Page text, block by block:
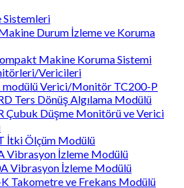
Sistemleri
Durum İzleme ve Koruma
Makine Koruma Sistemi
Vericileri
modülü Verici/Monitör TC200-P
Ters Dönüş Algılama Modülü
Çubuk Düşme Monitörü ve Verici
İtki Ölçüm Modülü
Vibrasyon İzleme Modülü
Vibrasyon İzleme Modülü
Takometre ve Frekans Modülü